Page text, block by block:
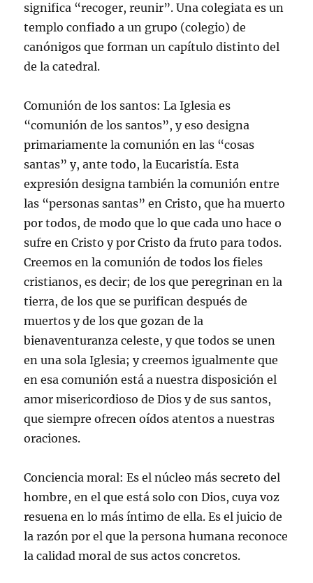
significa “recoger, reunir”. Una colegiata es un
templo confiado a un grupo (colegio) de
canónigos que forman un capítulo distinto del
de la catedral.
Comunión de los santos: La Iglesia es
“comunión de los santos”, y eso designa
primariamente la comunión en las “cosas
santas” y, ante todo, la Eucaristía. Esta
expresión designa también la comunión entre
las “personas santas” en Cristo, que ha muerto
por todos, de modo que lo que cada uno hace o
sufre en Cristo y por Cristo da fruto para todos.
Creemos en la comunión de todos los fieles
cristianos, es decir; de los que peregrinan en la
tierra, de los que se purifican después de
muertos y de los que gozan de la
bienaventuranza celeste, y que todos se unen
en una sola Iglesia; y creemos igualmente que
en esa comunión está a nuestra disposición el
amor misericordioso de Dios y de sus santos,
que siempre ofrecen oídos atentos a nuestras
oraciones.
Conciencia moral: Es el núcleo más secreto del
hombre, en el que está solo con Dios, cuya voz
resuena en lo más íntimo de ella. Es el juicio de
la razón por el que la persona humana reconoce
la calidad moral de sus actos concretos.